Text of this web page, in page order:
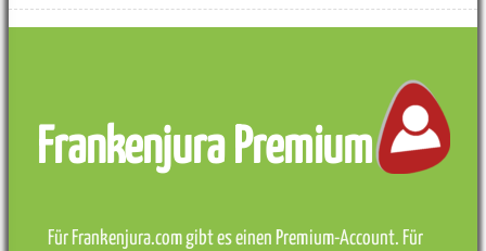
Frankenjura Premium
Für Frankenjura.com gibt es einen Premium-Account. Für